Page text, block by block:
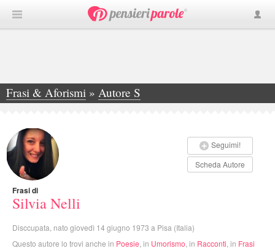
Frasi & Aforismi » Autore S
»Silvia Nelli
Seguimi!
Scheda Autore
Frasi di
Silvia Nelli
Disccupata, nato giovedì 14 giugno 1973 a Pisa (Italia)
Questo autore lo trovi anche in Poesie , in Umorismo , in Racconti , in Frasi